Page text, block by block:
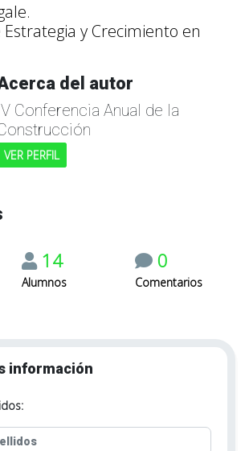
y Crecimiento en
del autor
Conferencia Anual de la
VER PERFIL
14
Alumnos
0
Comentarios
información